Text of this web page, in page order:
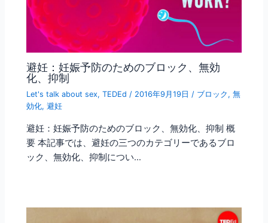
避妊：妊娠予防のためのブロック、無効
化、抑制
Let's talk about sex,TEDEd / 2016年9月19日/ ブロック ,無
効化,避妊
避妊：妊娠予防のためのブロック、無効化、抑制 概
要 本記事では、避妊の三つのカテゴリーであるブロ
ック、無効化、抑制につい…